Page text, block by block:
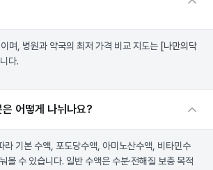
며, 병원과 약국의 최저 가격 비교 지도는 [나만의닥
다.
어떻게 나뉘나요?
라 기본 수액, 포도당수액, 아미노산수액, 비타민수
볼 수 있습니다. 일반 수액은 수분·전해질 보충 목적